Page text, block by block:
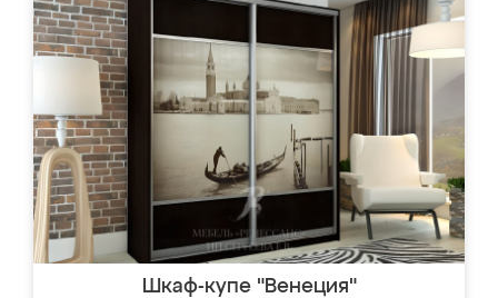
Шкаф-купе "Венеция"